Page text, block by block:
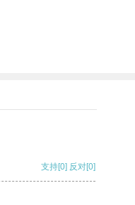
支持[0] 反对[0]